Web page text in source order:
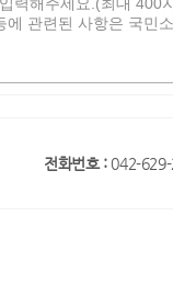
전화번호 : 042-